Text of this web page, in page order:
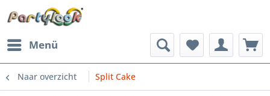
Menü
Naar overzicht Split Cake